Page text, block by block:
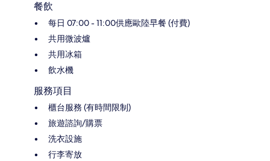
餐飲
每日 07:00 - 11:00供應歐陸早餐 (付費)
共用微波爐
共用冰箱
飲水機
服務項目
櫃台服務 (有時間限制)
旅遊諮詢/購票
洗衣設施
行李寄放